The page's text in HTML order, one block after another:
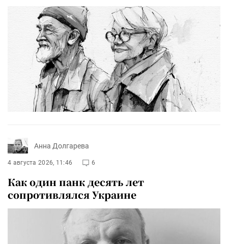
Анна Долгарева
4 августа 2026, 11:46 6
Как один панк десять лет
сопротивлялся Украине